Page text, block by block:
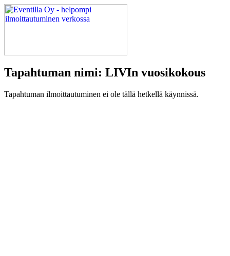
Tapahtuman nimi: LIVIn vuosikokous
Tapahtuman ilmoittautuminen ei ole tällä hetkellä käynnissä.